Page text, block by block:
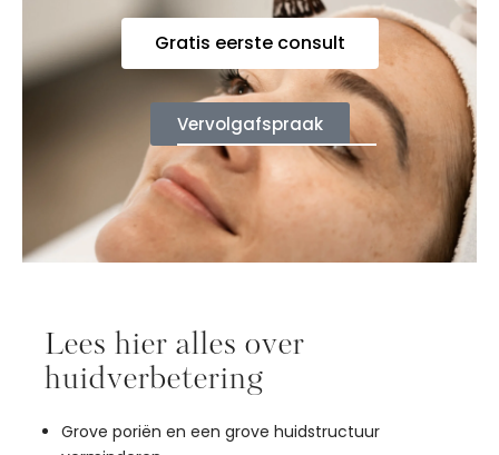
Gratis eerste consult
Vervolgafspraak
Lees hier alles over
huidverbetering
Grove poriën en een grove huidstructuur